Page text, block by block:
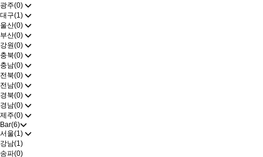
광주(0)
대구(1)
울산(0)
부산(0)
강원(0)
충북(0)
충남(0)
전북(0)
전남(0)
경북(0)
경남(0)
제주(0)
Bar(6)
서울(1)
강남(1)
송파(0)